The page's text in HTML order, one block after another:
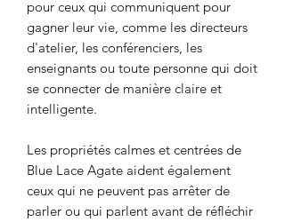
pour ceux qui communiquent pour
gagner leur vie, comme les directeurs
d'atelier, les conférenciers, les
enseignants ou toute personne qui doit
se connecter de manière claire et
intelligente.
Les propriétés calmes et centrées de
Blue Lace Agate aident également
ceux qui ne peuvent pas arrêter de
parler ou qui parlent avant de réfléchir